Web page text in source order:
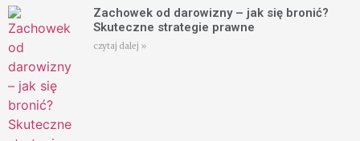
Zachowek od darowizny – jak się bronić?
Skuteczne strategie prawne
czytaj dalej »